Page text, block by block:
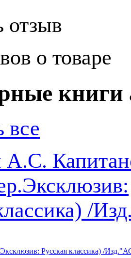
отзыв
о товаре
книги
все
Русская классика) /